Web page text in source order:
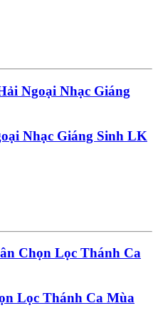
Nhạc Giáng Sinh LK
Lọc Thánh Ca Mùa